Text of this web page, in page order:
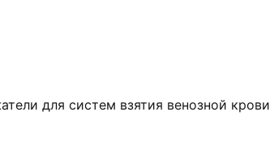
для систем взятия венозной крови